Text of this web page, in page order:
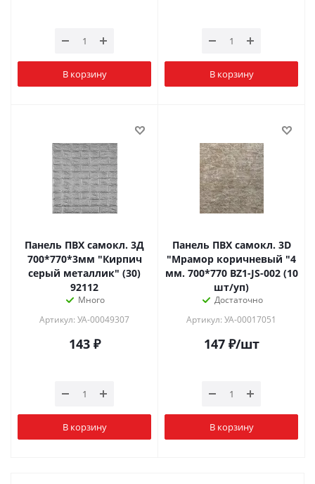
В корзину В корзину
Панель ПВХ самокл. 3Д
700*770*3мм "Кирпич
серый металлик" (30)
92112
Много
Артикул: УА-00049307
143₽
В корзину
Панель ПВХ самокл. 3D
"Мрамор коричневый "4
мм. 700*770 BZ1-JS-002 (10
шт/уп)
Достаточно
Артикул: УА-00017051
147₽/шт
В корзину